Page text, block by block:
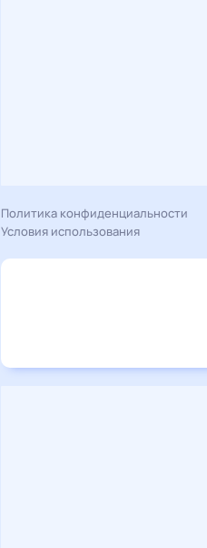
Политика конфиденциальности
Условия использования